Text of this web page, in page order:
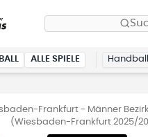
ALLE SPIELE
Frankfurt - Männer
(Wiesbaden-Frankfurt 2025/